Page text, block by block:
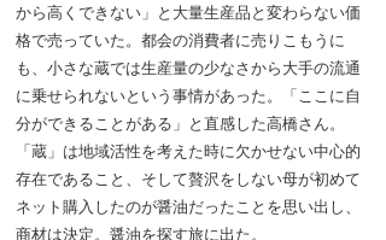
から高くできない」と大量生産品と変わらない価
格で売っていた。都会の消費者に売りこもうに
も、小さな蔵では生産量の少なさから大手の流通
に乗せられないという事情があった。「ここに自
分ができることがある」と直感した高橋さん。
「蔵」は地域活性を考えた時に欠かせない中心的
存在であること、そして贅沢をしない母が初めて
ネット購入したのが醤油だったことを思い出し、
商材は決定。醤油を探す旅に出た。